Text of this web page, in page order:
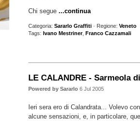
Chi segue...continua
Categoria:Sararlo Graffiti · Regione:Veneto
Tags:Ivano Mestriner,Franco Cazzamali
LE CALANDRE - Sarmeola
Powered by Sararlo 6 Jul 2005
Ieri sera ero di Calandrata... Volevo
alcune sensazioni, e, in particolare,